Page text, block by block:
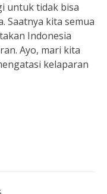
untuk tidak bisa
Saatnya kita semua
Indonesia
Ayo, mari kita
kelaparan